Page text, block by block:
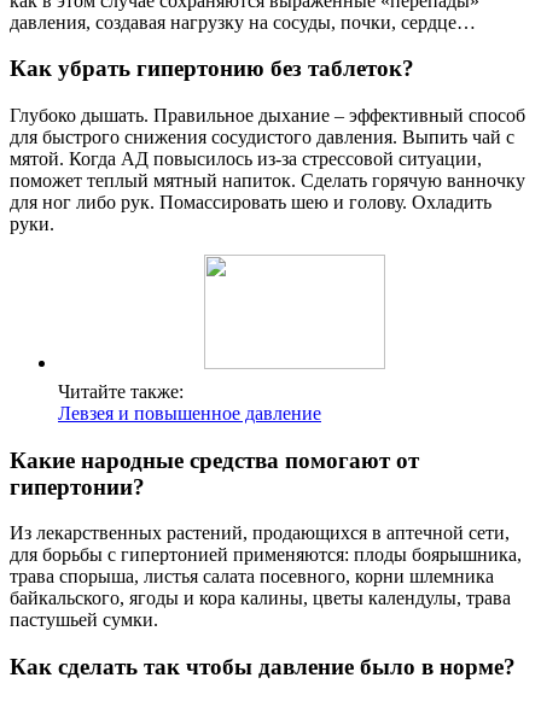
давления, создавая нагрузку на сосуды, почки, сердце…
Как убрать гипертонию без таблеток?
Глубоко дышать. Правильное дыхание – эффективный способ
для быстрого снижения сосудистого давления. Выпить чай с
мятой. Когда АД повысилось из-за стрессовой ситуации,
поможет теплый мятный напиток. Сделать горячую ванночку
для ног либо рук. Помассировать шею и голову. Охладить
руки.
Читайте также:
Левзея и повышенное давление
Какие народные средства помогают от
гипертонии?
Из лекарственных растений, продающихся в аптечной сети,
для борьбы с гипертонией применяются: плоды боярышника,
трава спорыша, листья салата посевного, корни шлемника
байкальского, ягоды и кора калины, цветы календулы, трава
пастушьей сумки.
Как сделать так чтобы давление было в норме?